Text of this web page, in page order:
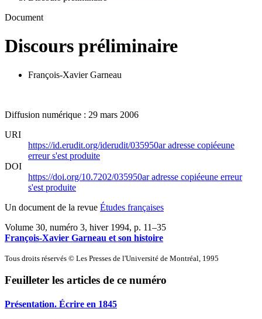
Document
Discours préliminaire
François-Xavier Garneau
Diffusion numérique : 29 mars 2006
URI
https://id.erudit.org/iderudit/035950aradresse copiéeune
erreur s'est produite
DOI
https://doi.org/10.7202/035950aradresse copiéeune erreur
s'est produite
Un document de la revue Études françaises
Volume 30, numéro 3, hiver 1994, p. 11–35
François-Xavier Garneau et son histoire
Tous droits réservés © Les Presses de l'Université de Montréal, 1995
Feuilleter les articles de ce numéro
Présentation. Écrire en 1845